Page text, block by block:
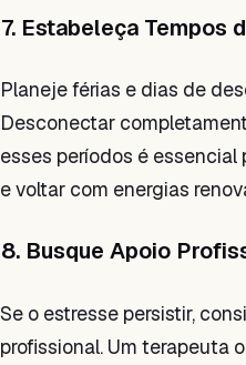
7. Estabeleça Tempos
Planeje férias e dias de
Desconectar
esses períodos é
e voltar com energias
8. Busque Apoio
Se o estresse persistir,
profissional. Um terapeuta